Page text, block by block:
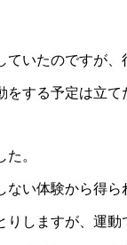
いたのですが
する予定は立
。
い体験から得ら
しますが、運動